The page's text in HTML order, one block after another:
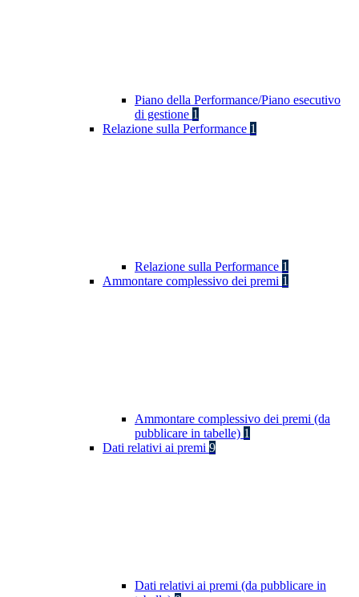
Piano della Performance/Piano esecutivo
di gestione 1
Relazione sulla Performance 1
Relazione sulla Performance 1
Ammontare complessivo dei premi 1
Ammontare complessivo dei premi (da
pubblicare in tabelle) 1
Dati relativi ai premi 9
Dati relativi ai premi (da pubblicare in